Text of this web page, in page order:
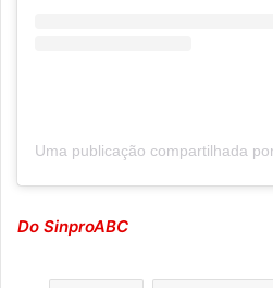
Uma publicação compartilhada
Do SinproABC